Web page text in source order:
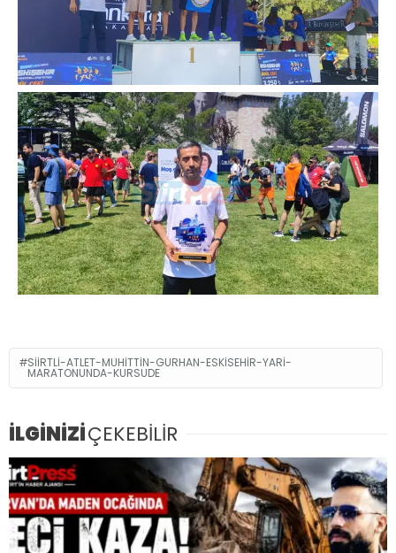
SIIRTLI-ATLET-MUHITTIN-GURHAN-ESKISEHIR-YARI-
MARATONUNDA-KURSUDE
İLGİNİZİÇEKEBİLİR